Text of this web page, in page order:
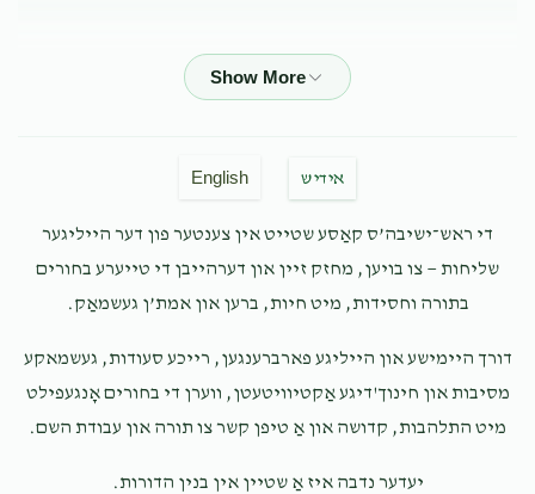
שמעון איילבוים
7 months ago $202.00
Anonymous
7 months ago $18.00
Anonymousשמעון איילבוים
English אידיש
די ראש־ישיבה’ס קאַסע שטייט אין צענטער פון דער הייליגער
שליחות — צו בויען, מחזק זיין און דערהייבן די טייערע בחורים
בתורה וחסידות, מיט חיות, ברען און אמת’ן געשמאַק.
דורך היימישע און הייליגע פארברענגען, רייכע סעודות, געשמאקע
מסיבות און חינוך'דיגע אַקטיוויטעטן, ווערן די בחורים אָנגעפילט
מיט התלהבות, קדושה און אַ טיפן קשר צו תורה און עבודת השם.
יעדער נדבה איז אַ שטיין אין בנין הדורות.